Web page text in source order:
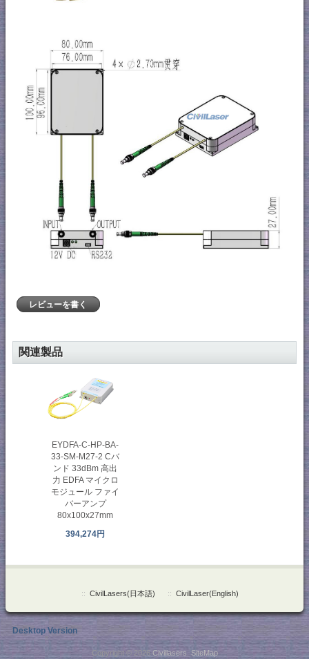
レビューを書く
関連製品
EYDFA-C-HP-BA-
33-SM-M27-2 Cバ
ンド 33dBm 高出
力 EDFA マイクロ
モジュール ファイ
バーアンプ
80x100x27mm
394,274円
:: CivilLasers(日本語) :: CivilLaser(English)
Desktop Version
Copyright © 2026Civillasers SiteMap